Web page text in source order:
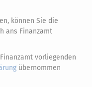
können Sie die
ans Finanzamt
vorliegenden
übernommen